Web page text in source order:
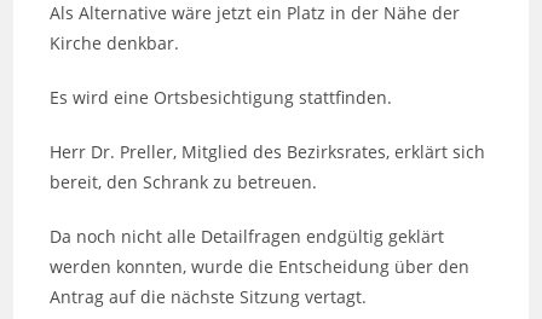
Als Alternative wäre jetzt ein Platz in der Nähe der
Kirche denkbar.
Es wird eine Ortsbesichtigung stattfinden.
Herr Dr. Preller, Mitglied des Bezirksrates, erklärt sich
bereit, den Schrank zu betreuen.
Da noch nicht alle Detailfragen endgültig geklärt
werden konnten, wurde die Entscheidung über den
Antrag auf die nächste Sitzung vertagt.